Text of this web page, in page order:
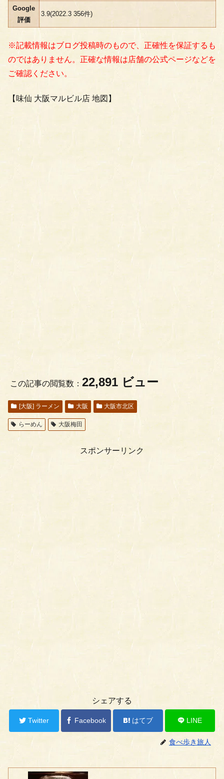
Google
評価
3.9(2022.3 356件)
※記載情報はブログ投稿時のもので、正確性を保証するも
のではありません。正確な情報は店舗の公式ページなどを
ご確認ください。
【味仙 大阪マルビル店 地図】
この記事の閲覧数： 22,891 ビュー
[大阪] ラーメン 大阪 大阪市北区
らーめん 大阪梅田
スポンサーリンク
シェアする
Twitter Facebook はてブ LINE
食べ歩き旅人